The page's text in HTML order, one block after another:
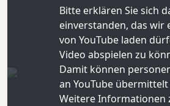
Bitte erklären Sie sich
einverstanden, das wir
von YouTube laden
Video abspielen zu
Damit können
an YouTube
Weitere Informationen